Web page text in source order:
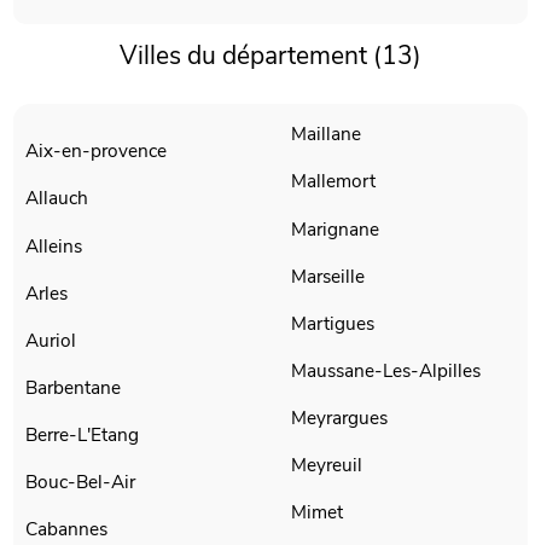
Villes du département (13)
Aix-en-provence
Allauch
Alleins
Arles
Auriol
Barbentane
Berre-L'Etang
Bouc-Bel-Air
Cabannes
Maillane
Mallemort
Marignane
Marseille
Martigues
Maussane-Les-Alpilles
Meyrargues
Meyreuil
Mimet